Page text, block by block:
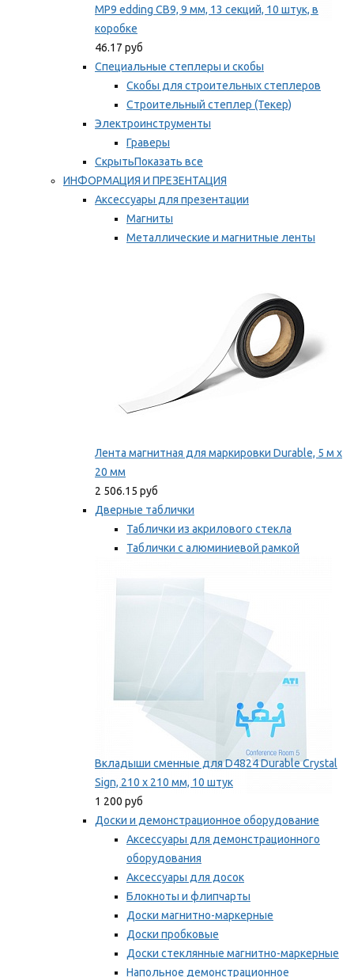
MP9 edding CB9, 9 мм, 13 секций, 10 штук, в
коробке
46.17 руб
Специальные степлеры и скобы
Скобы для строительных степлеров
Строительный степлер (Текер)
Электроинструменты
Граверы
СкрытьПоказать все
ИНФОРМАЦИЯ И ПРЕЗЕНТАЦИЯ
Аксессуары для презентации
Магниты
Металлические и магнитные ленты
Лента магнитная для маркировки Durable, 5 м х
20 мм
2 506.15 руб
Дверные таблички
Таблички из акрилового стекла
Таблички с алюминиевой рамкой
Вкладыши сменные для D4824 Durable Crystal
Sign, 210 x 210 мм, 10 штук
1 200 руб
Доски и демонстрационное оборудование
Аксессуары для демонстрационного
оборудования
Аксессуары для досок
Блокноты и флипчарты
Доски магнитно-маркерные
Доски пробковые
Доски стеклянные магнитно-маркерные
Напольное демонстрационное